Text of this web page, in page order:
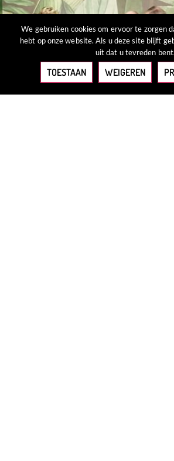
We gebruiken cookies om ervoor te zorgen
hebt op onze website. Als u deze site blijft
uit dat u tevreden bent.
TOESTAAN WEIGEREN